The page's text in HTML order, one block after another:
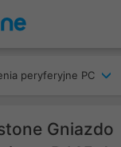
peryferyjne PC
Gniazdo